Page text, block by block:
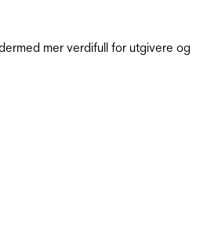
mer verdifull for utgivere og